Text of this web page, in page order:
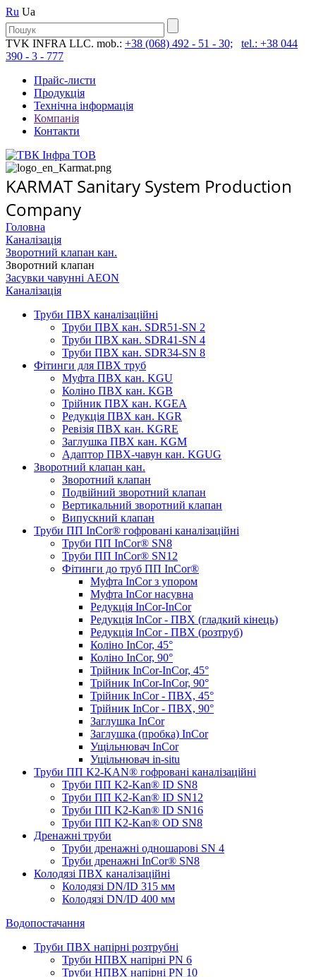
Ru Ua
TVK INFRA LLC. mob.: +38 (068) 492 - 51 - 30;
tel.: +38 044
390 - 3 - 777
Прайс-листи
Продукція
Технічна інформація
Компанія
Контакти
KARMAT Sanitary System Production
Company
Головна
Каналізація
Зворотний клапан кан.
Зворотний клапан
Засувки чавунні AEON
Каналізація
Труби ПВХ каналізаційні
Труби ПВХ кан. SDR51-SN 2
Труби ПВХ кан. SDR41-SN 4
Труби ПВХ кан. SDR34-SN 8
Фітинги для ПВХ труб
Муфта ПВХ кан. KGU
Коліно ПВХ кан. KGB
Трійник ПВХ кан. KGEA
Редукція ПВХ кан. KGR
Ревізія ПВХ кан. KGRE
Заглушка ПВХ кан. KGM
Адаптор ПВХ-чавун кан. KGUG
Зворотний клапан кан.
Зворотний клапан
Подвійний зворотний клапан
Вертикальний зворотний клапан
Випускний клапан
Труби ПП InCor® гофровані каналізаційні
Труби ПП InCor® SN8
Труби ПП InCor® SN12
Фітинги до труб ПП InCor®
Муфта InCor з упором
Муфта InCor насувна
Редукція InCor-InCor
Редукція InCor - ПВХ (гладкий кінець)
Редукція InCor - ПВХ (розтруб)
Коліно InCor, 45°
Коліно InCor, 90°
Трійник InCor-InCor, 45°
Трійник InCor-InCor, 90°
Трійник InCor - ПВХ, 45°
Трійник InCor - ПВХ, 90°
Заглушка InCor
Заглушка (пробка) InCor
Ущільнювач InCor
Ущільнювач in-situ
Труби ПП K2-KAN® гоф­ровані каналізаційні
Труби ПП K2-Kan® ID SN8
Труби ПП K2-Kan® ID SN12
Труби ПП K2-Kan® ID SN16
Труби ПП K2-Kan® OD SN8
Дренажні труби
Труби дренажні одношарові SN 4
Труби дренажні InCor® SN8
Колодязі ПВХ каналізаційні
Колодязі DN/ID 315 мм
Колодязі DN/ID 400 мм
Водопостачання
Труби ПВХ напірні розтрубні
Труби НПВХ напірні PN 6
Труби НПВХ напірні PN 10